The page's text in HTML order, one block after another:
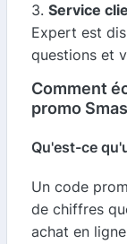
3. Service
Expert est
questions et
Comment
promo
Qu'est-ce
Un code
de chiffres
achat en